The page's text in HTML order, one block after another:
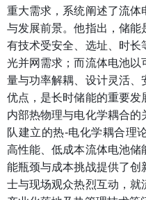
重大需求，系统阐述了流
与发展前景。他指出，储
有技术受安全、选址、时
光并网需求；而流体电池以
量与功率解耦、设计灵活、
优点，是长时储能的重要
内部热物理与电化学耦合的
队建立的热-电化学耦合理
高性能、低成本流体电池储
能瓶颈与成本挑战提供了创
士与现场观众热烈互动，就